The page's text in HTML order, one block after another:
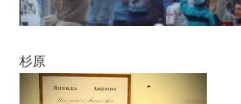
杉原